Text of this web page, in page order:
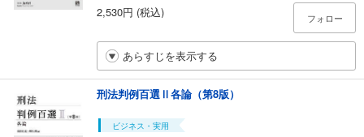
2,530円 (税込)
フォロー
あらすじを表示する
刑法判例百選Ⅱ各論（第8版）
ビジネス・実用